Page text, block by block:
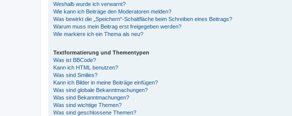
Weshalb wurde ich verwarnt?
Wie kann ich Beiträge den Moderatoren melden?
Was bewirkt die „Speichern“-Schaltfläche beim Schreiben eines Beitrags?
Warum muss mein Beitrag erst freigegeben werden?
Wie markiere ich ein Thema als neu?
Textformatierung und Thementypen
Was ist BBCode?
Kann ich HTML benutzen?
Was sind Smilies?
Kann ich Bilder in meine Beiträge einfügen?
Was sind globale Bekanntmachungen?
Was sind Bekanntmachungen?
Was sind wichtige Themen?
Was sind geschlossene Themen?